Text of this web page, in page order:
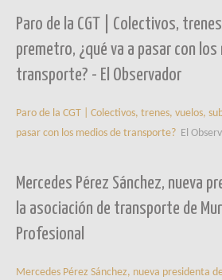
Paro de la CGT | Colectivos,
premetro, ¿qué va a pasar con los
transporte? - El Observador
Paro de la CGT | Colectivos, trenes, vuelos,
pasar con los medios de transporte? El
Mercedes Pérez Sánchez, nueva
la asociación de transporte de
Profesional
Mercedes Pérez Sánchez, nueva presidenta